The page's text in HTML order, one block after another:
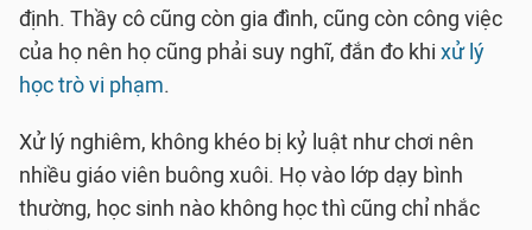
định. Thầy cô cũng còn gia đình, cũng còn công việc
của họ nên họ cũng phải suy nghĩ, đắn đo khi xử lý
học trò vi phạm.
Xử lý nghiêm, không khéo bị kỷ luật như chơi nên
nhiều giáo viên buông xuôi. Họ vào lớp dạy bình
thường, học sinh nào không học thì cũng chỉ nhắc